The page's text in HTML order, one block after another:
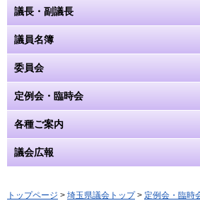
議長・副議長
議員名簿
委員会
定例会・臨時会
各種ご案内
議会広報
トップページ > 埼玉県議会トップ> 定例会・臨時